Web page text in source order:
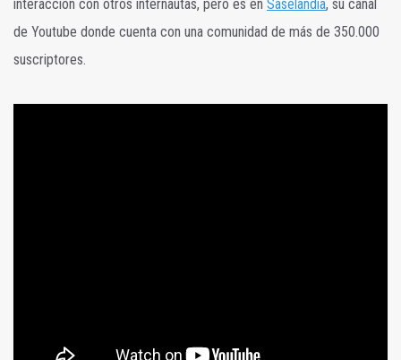
interacción con otros internautas, pero es en Saselandia, su canal
de Youtube donde cuenta con una comunidad de más de 350.000
suscriptores.